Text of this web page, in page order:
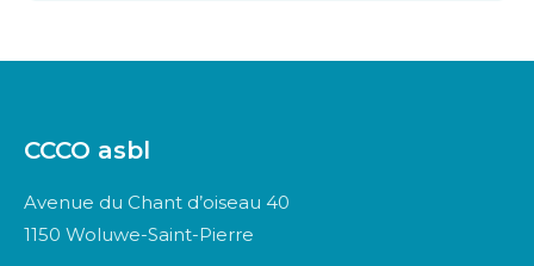
CCCO asbl
Avenue du Chant d’oiseau 40
1150 Woluwe-Saint-Pierre